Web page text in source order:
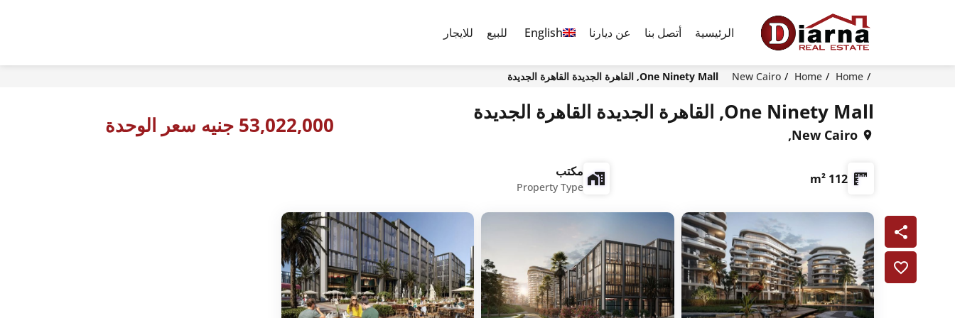
الرئيسية أتصل بنا عن ديارنا English للبيع للايجار
Home
Home
New Cairo One Ninety Mall, القاهرة الجديدة القاهرة الجديدة
One Ninety Mall, القاهرة الجديدة القاهرة الجديدة
New Cairo, 53,022,000 جنيه سعر الوحدة
112 m² مكتب
Property Type